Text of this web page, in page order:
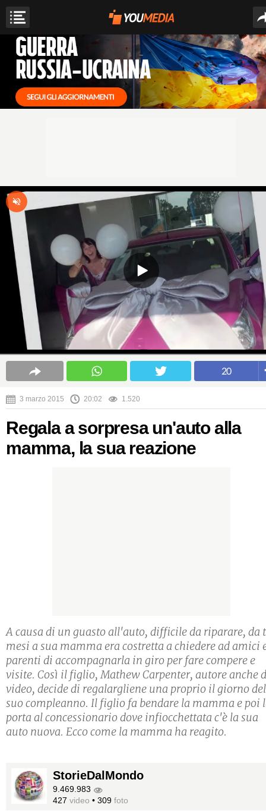
20
3 marzo 2015 20:02 1.520
Regala a sorpresa un'auto alla
mamma, la sua reazione
A causa di un guasto all'auto, difficile da riparare, da
mesi a sua mamma era costretta a chiedere ad amici
parenti di accompagnarla in giro per fare compere e
visite. Così il figlio, Mathew Carpenter, autore anche
video, decide di regalargliene una proprio il giorno del
suo compleanno. Il figlio fa bendare la mamma e poi
porta al concessionario dove infiocchettata c'è la sua
auto nuova. Ecco come la mamma ha reagito.
StorieDalMondo
9.469.983
427 video • 309 foto